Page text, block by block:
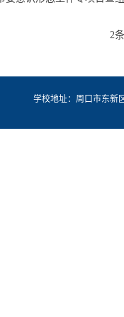
2
学校地址：周口市东新